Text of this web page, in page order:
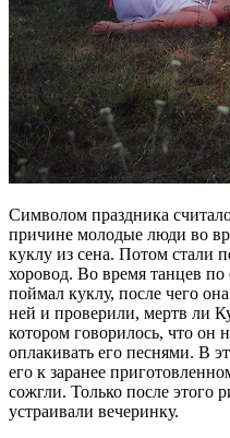
Символом праздника
причине молодые люди во
куклу из сена. Потом стали
хоровод. Во время танцев
поймал куклу, после чего
ней и проверили, мертв ли
котором говорилось, что он
оплакивать его песнями. В
его к заранее
сожгли. Только после этого
устраивали вечеринку.